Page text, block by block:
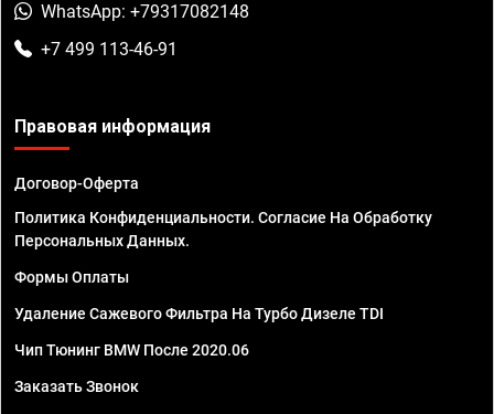
WhatsApp: +79317082148
+7 499 113-46-91
Правовая информация
Договор-Оферта
Политика Конфиденциальности. Согласие На Обработку
Персональных Данных.
Формы Оплаты
Удаление Сажевого Фильтра На Турбо Дизеле TDI
Чип Тюнинг BMW После 2020.06
Заказать Звонок